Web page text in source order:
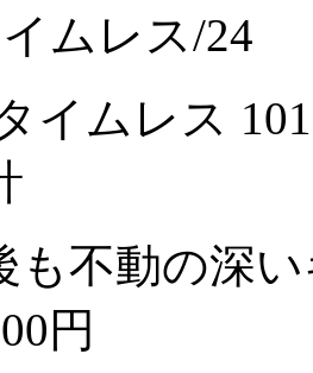
ムレス/24
イムレス
も不動の深
円